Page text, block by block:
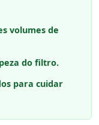
volumes de
do filtro.
para cuidar